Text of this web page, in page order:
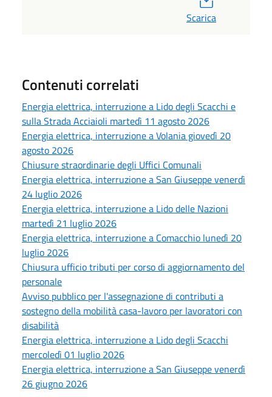
Scarica
Contenuti correlati
Energia elettrica, interruzione a Lido degli Scacchi e
sulla Strada Acciaioli martedì 11 agosto 2026
Energia elettrica, interruzione a Volania giovedì 20
agosto 2026
Chiusure straordinarie degli Uffici Comunali
Energia elettrica, interruzione a San Giuseppe venerdì
24 luglio 2026
Energia elettrica, interruzione a Lido delle Nazioni
martedì 21 luglio 2026
Energia elettrica, interruzione a Comacchio lunedì 20
luglio 2026
Chiusura ufficio tributi per corso di aggiornamento del
personale
Avviso pubblico per l'assegnazione di contributi a
sostegno della mobilità casa-lavoro per lavoratori con
disabilità
Energia elettrica, interruzione a Lido degli Scacchi
mercoledì 01 luglio 2026
Energia elettrica, interruzione a San Giuseppe venerdì
26 giugno 2026